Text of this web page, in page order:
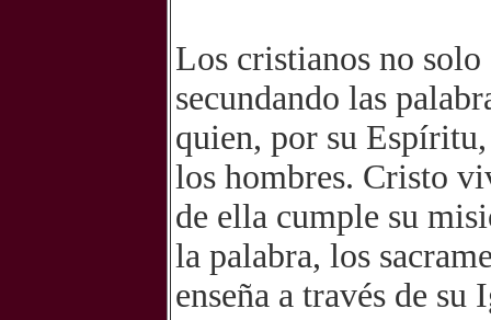
Los cristianos no
secundando las
quien, por su
los hombres. Cristo
de ella cumple su
la palabra, los
enseña a través de